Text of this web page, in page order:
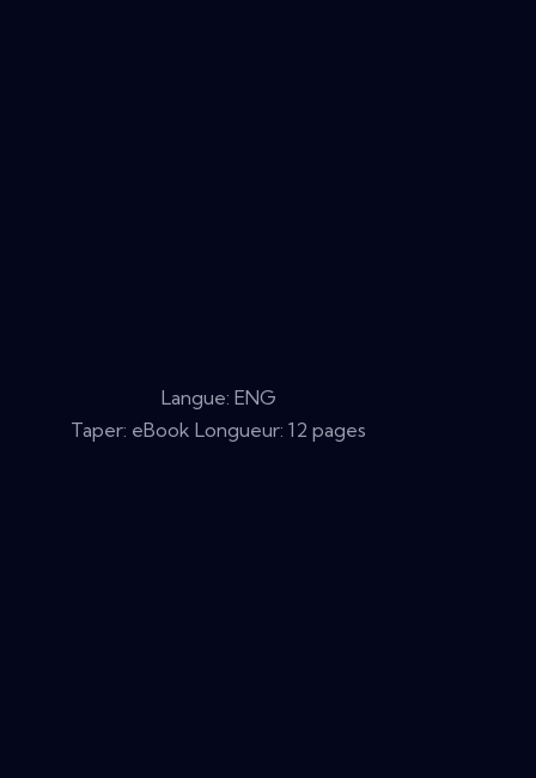
Langue: ENG
Taper: eBook Longueur: 12 pages